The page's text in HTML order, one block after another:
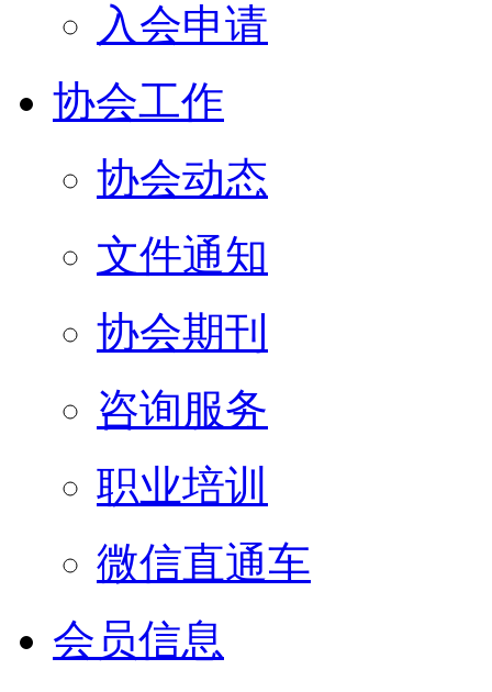
入会申请
协会工作
协会动态
文件通知
协会期刊
咨询服务
职业培训
微信直通车
会员信息